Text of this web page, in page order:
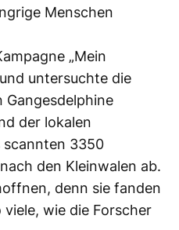
Menschen
„Mein
untersuchte die
Gangesdelphine
der lokalen
scannten 3350
den Kleinwalen ab.
denn sie fanden
wie die Forscher